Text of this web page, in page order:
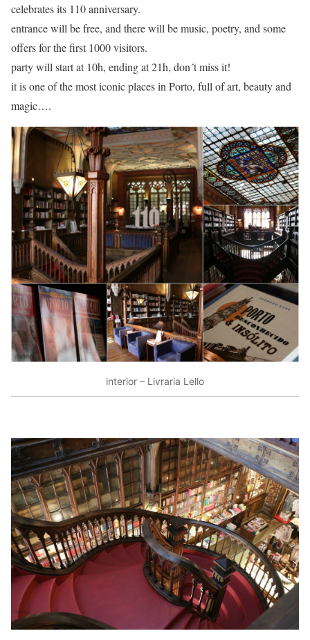
celebrates its 110 anniversary.
entrance will be free, and there will be music, poetry, and some
offers for the first 1000 visitors.
party will start at 10h, ending at 21h, don´t miss it!
it is one of the most iconic places in Porto, full of art, beauty and
magic….
interior – Livraria Lello